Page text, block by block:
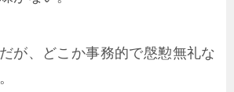
が、どこか事務的で慇懃無礼な